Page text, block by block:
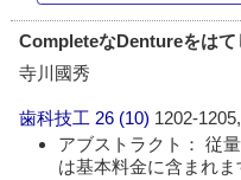
CompleteなDentureをはて
寺川國秀
歯科技工 26 (10) 1202-
アブストラクト： 従
は基本料金に含まれま